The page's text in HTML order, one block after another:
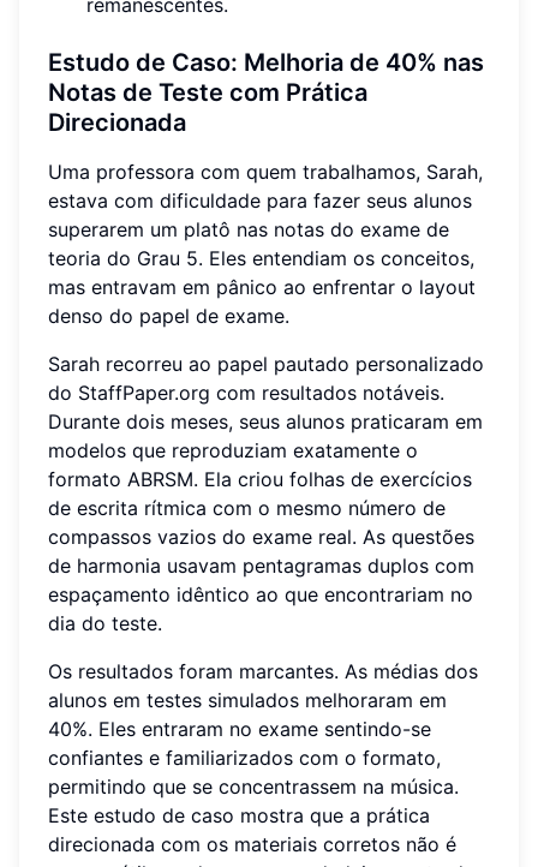
Estudo de Caso: Melhoria de 40% nas
Notas de Teste com Prática
Direcionada
Uma professora com quem trabalhamos, Sarah,
estava com dificuldade para fazer seus alunos
superarem um platô nas notas do exame de
teoria do Grau 5. Eles entendiam os conceitos,
mas entravam em pânico ao enfrentar o layout
denso do papel de exame.
Sarah recorreu ao papel pautado personalizado
do StaffPaper.org com resultados notáveis.
Durante dois meses, seus alunos praticaram em
modelos que reproduziam exatamente o
formato ABRSM. Ela criou folhas de exercícios
de escrita rítmica com o mesmo número de
compassos vazios do exame real. As questões
de harmonia usavam pentagramas duplos com
espaçamento idêntico ao que encontrariam no
dia do teste.
Os resultados foram marcantes. As médias dos
alunos em testes simulados melhoraram em
40%. Eles entraram no exame sentindo-se
confiantes e familiarizados com o formato,
permitindo que se concentrassem na música.
Este estudo de caso mostra que a prática
direcionada com os materiais corretos não é